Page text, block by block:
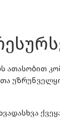
ათასობით